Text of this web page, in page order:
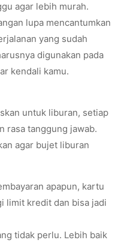
agar lebih murah.
lupa mencantumkan
yang sudah
digunakan pada
kendali kamu.
untuk liburan, setiap
rasa tanggung jawab.
agar bujet liburan
apapun, kartu
limit kredit dan bisa jadi
tidak perlu. Lebih baik